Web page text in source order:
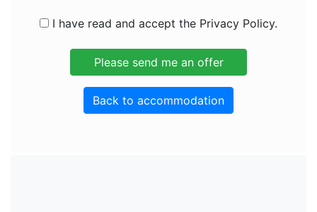
I have read and accept the Privacy Policy.
Back to accommodation